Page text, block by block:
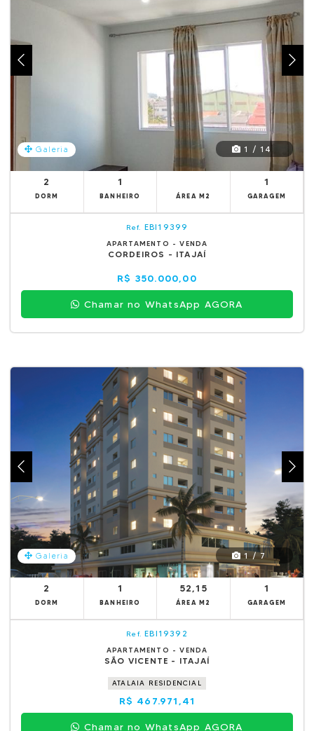
Galeria 1 / 14
2
DORM
1
BANHEIRO ÁREA M2
1
GARAGEM
Ref. EBI19399
APARTAMENTO - VENDA
CORDEIROS - ITAJAÍ
R$ 350.000,00
Chamar no WhatsApp AGORA
Galeria 1 / 7
2
DORM
1
BANHEIRO
52,15
ÁREA M2
1
GARAGEM
Ref. EBI19392
APARTAMENTO - VENDA
SÃO VICENTE - ITAJAÍ
ATALAIA RESIDENCIAL
R$ 467.971,41
Chamar no WhatsApp AGORA